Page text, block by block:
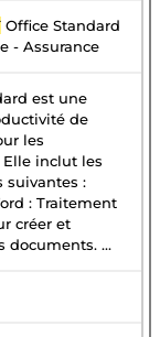
Office Standard
- Assurance
est une
de
les
inclut les
suivantes :
: Traitement
créer et
documents. ...